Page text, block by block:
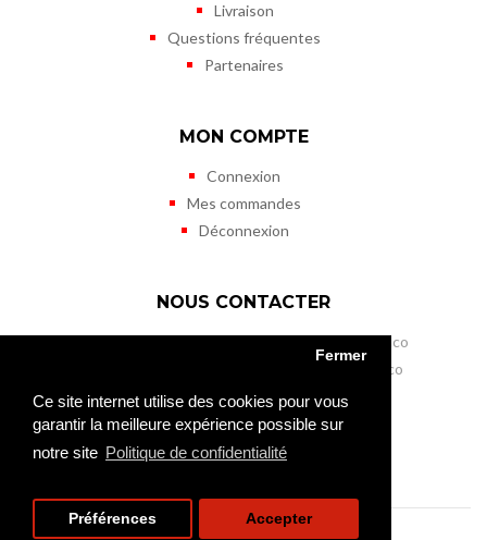
Ce site internet utilise des cookies pour vous
garantir la meilleure expérience possible sur
notre site Politique de confidentialité
Fermer
Préférences Accepter
Livraison
Questions fréquentes
Partenaires
MON COMPTE
Connexion
Mes commandes
Déconnexion
NOUS CONTACTER
Musée des Timbres et des Monnaies de Monaco
11 terrasses de Fontvieille - MC 98000 Monaco
Tél. (+377) 98 98 41 50
Fax (+377) 98 98 41 45
mtm@gouv.mc